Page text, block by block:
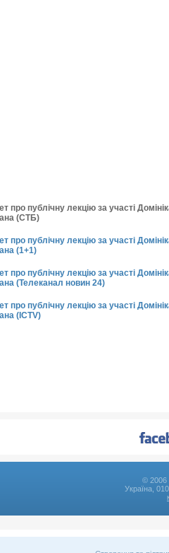
про публічну лекцію за участі
(СТБ)
про публічну лекцію за участі
(1+1)
про публічну лекцію за участі
(Телеканал новин 24)
про публічну лекцію за участі
(ICTV)
© 2006
Україна,